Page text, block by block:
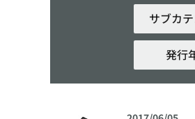
サブカ
発行